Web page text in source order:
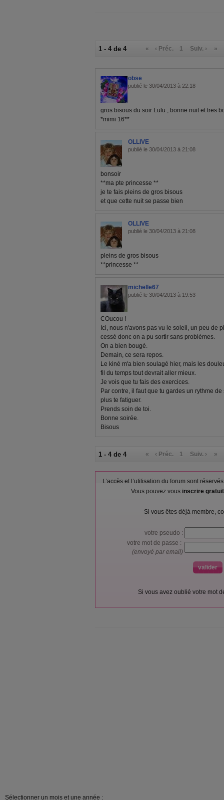
1 - 4 de 4 « ‹ Préc. 1 Suiv. › »
obse
publié le 30/04/2013 à 22:18
gros bisous du soir Lulu , bonne nuit et tres
*mimi 16**
OLLIVE
publié le 30/04/2013 à 21:08
bonsoir
**ma pte princesse **
je te fais pleins de gros bisous
et que cette nuit se passe bien
OLLIVE
publié le 30/04/2013 à 21:08
pleins de gros bisous
**princesse **
michelle67
publié le 30/04/2013 à 19:53
COucou !
Ici, nous n'avons pas vu le soleil, un peu de
cessé donc on a pu sortir sans problèmes.
On a bien bougé.
Demain, ce sera repos.
Le kiné m'a bien soulagé hier, mais les
fil du temps tout devrait aller mieux.
Je vois que tu fais des exercices.
Par contre, il faut que tu gardes un rythme
plus te fatiguer.
Prends soin de toi.
Bonne soirée.
Bisous
1 - 4 de 4 « ‹ Préc. 1 Suiv. › »
L’accès et l’utilisation du forum sont
Vous pouvez vous inscrire
Si vous êtes déjà membre,
votre pseudo :
votre mot de passe :
(envoyé par email)
Si vous avez oublié votre mot
Sélectionner un mois et une année :